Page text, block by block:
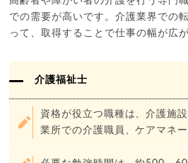
での需要が高いです。介護業界での
って、取得することで仕事の幅が広
介護福祉士
資格が役立つ職種は、介護施
業所での介護職員、ケアマネ